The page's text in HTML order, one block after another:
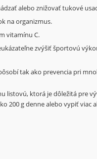
alebo znižovať tukové
na organizmus.
vitamínu C.
zvýšiť športovú
tak ako prevencia pri
listovú, ktorá je dôležitá pre
200 g denne alebo vypiť viac